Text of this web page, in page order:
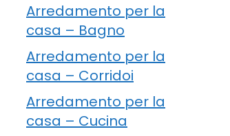
Arredamento per la
casa – Bagno
Arredamento per la
casa – Corridoi
Arredamento per la
casa – Cucina